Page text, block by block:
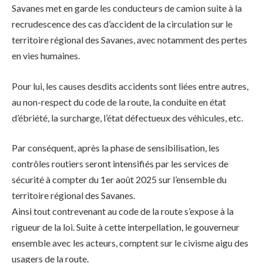
Savanes met en garde les conducteurs de camion suite à la
recrudescence des cas d’accident de la circulation sur le
territoire régional des Savanes, avec notamment des pertes
en vies humaines.
Pour lui, les causes desdits accidents sont liées entre autres,
au non-respect du code de la route, la conduite en état
d’ébriété, la surcharge, l’état défectueux des véhicules, etc.
Par conséquent, après la phase de sensibilisation, les
contrôles routiers seront intensifiés par les services de
sécurité à compter du 1er août 2025 sur l’ensemble du
territoire régional des Savanes.
Ainsi tout contrevenant au code de la route s’expose à la
rigueur de la loi. Suite à cette interpellation, le gouverneur
ensemble avec les acteurs, comptent sur le civisme aigu des
usagers de la route.